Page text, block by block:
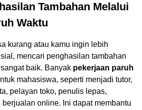
Tambahan Melalui
Waktu
kurang atau kamu ingin lebih
mencari penghasilan tambahan
baik. Banyak pekerjaan paruh
mahasiswa, seperti menjadi tutor,
pelayan toko, penulis lepas,
online. Ini dapat membantu